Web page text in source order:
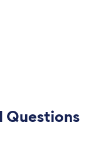
Questions